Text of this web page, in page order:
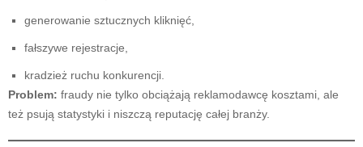
generowanie sztucznych kliknięć,
fałszywe rejestracje,
kradzież ruchu konkurencji.
Problem: fraudy nie tylko obciążają reklamodawcę kosztami, ale
też psują statystyki i niszczą reputację całej branży.